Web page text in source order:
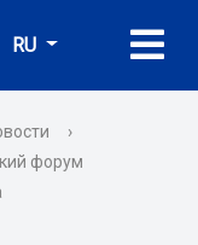
RU
›
форум